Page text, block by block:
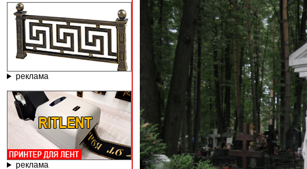
реклама
реклама